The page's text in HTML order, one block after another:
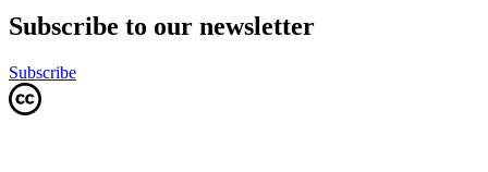
Subscribe to our newsletter
Subscribe